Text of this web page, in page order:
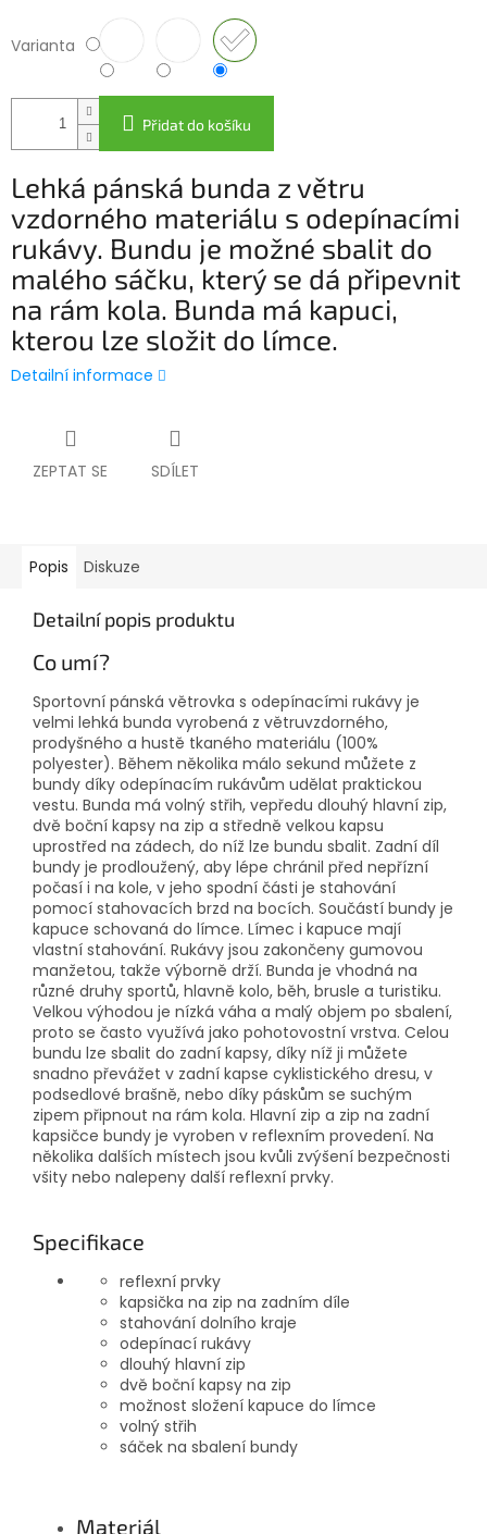
Varianta
Přidat do košíku
Lehká pánská bunda z větru
vzdorného materiálu s odepínacími
rukávy. Bundu je možné sbalit do
malého sáčku, který se dá připevnit
na rám kola. Bunda má kapuci,
kterou lze složit do límce.
Detailní informace
ZEPTAT SE SDÍLET
Popis Diskuze
Detailní popis produktu
Co umí?
Sportovní pánská větrovka s odepínacími rukávy je
velmi lehká bunda vyrobená z větruvzdorného,
prodyšného a hustě tkaného materiálu (100%
polyester). Během několika málo sekund můžete z
bundy díky odepínacím rukávům udělat praktickou
vestu. Bunda má volný střih, vepředu dlouhý hlavní zip,
dvě boční kapsy na zip a středně velkou kapsu
uprostřed na zádech, do níž lze bundu sbalit. Zadní díl
bundy je prodloužený, aby lépe chránil před nepřízní
počasí i na kole, v jeho spodní části je stahování
pomocí stahovacích brzd na bocích. Součástí bundy je
kapuce schovaná do límce. Límec i kapuce mají
vlastní stahování. Rukávy jsou zakončeny gumovou
manžetou, takže výborně drží. Bunda je vhodná na
různé druhy sportů, hlavně kolo, běh, brusle a turistiku.
Velkou výhodou je nízká váha a malý objem po sbalení,
proto se často využívá jako pohotovostní vrstva. Celou
bundu lze sbalit do zadní kapsy, díky níž ji můžete
snadno převážet v zadní kapse cyklistického dresu, v
podsedlové brašně, nebo díky páskům se suchým
zipem připnout na rám kola. Hlavní zip a zip na zadní
kapsičce bundy je vyroben v reflexním provedení. Na
několika dalších místech jsou kvůli zvýšení bezpečnosti
všity nebo nalepeny další reflexní prvky.
Specifikace
reflexní prvky
kapsička na zip na zadním díle
stahování dolního kraje
odepínací rukávy
dlouhý hlavní zip
dvě boční kapsy na zip
možnost složení kapuce do límce
volný střih
sáček na sbalení bundy
Materiál